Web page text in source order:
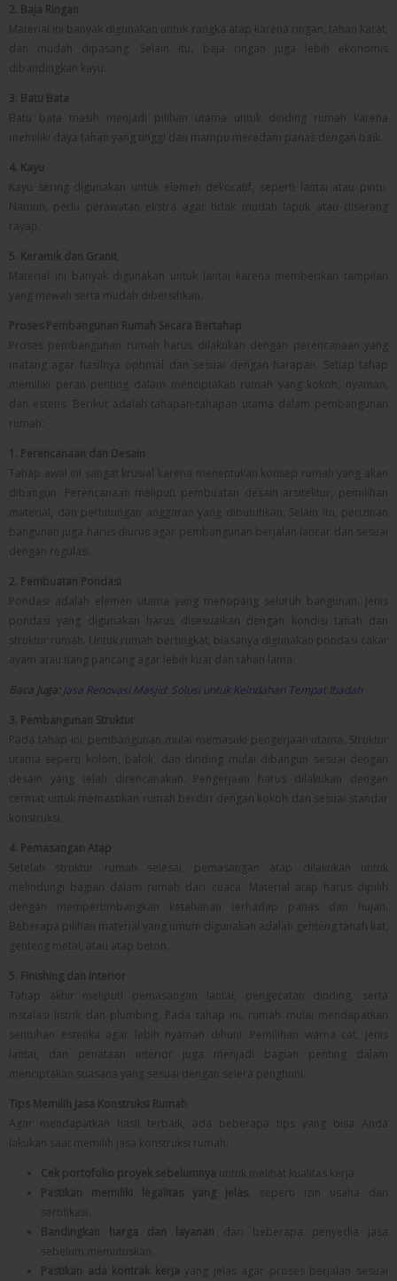
2. Baja Ringan
Material ini banyak digunakan untuk rangka atap karena ringan, tahan karat,
dan mudah dipasang. Selain itu, baja ringan juga lebih ekonomis
dibandingkan kayu.
3. Batu Bata
Batu bata masih menjadi pilihan utama untuk dinding rumah karena
memiliki daya tahan yang tinggi dan mampu meredam panas dengan baik.
4. Kayu
Kayu sering digunakan untuk elemen dekoratif, seperti lantai atau pintu.
Namun, perlu perawatan ekstra agar tidak mudah lapuk atau diserang
rayap.
5. Keramik dan Granit
Material ini banyak digunakan untuk lantai karena memberikan tampilan
yang mewah serta mudah dibersihkan.
Proses Pembangunan Rumah Secara Bertahap
Proses pembangunan rumah harus dilakukan dengan perencanaan yang
matang agar hasilnya optimal dan sesuai dengan harapan. Setiap tahap
memiliki peran penting dalam menciptakan rumah yang kokoh, nyaman,
dan estetis. Berikut adalah tahapan-tahapan utama dalam pembangunan
rumah:
1. Perencanaan dan Desain
Tahap awal ini sangat krusial karena menentukan konsep rumah yang akan
dibangun. Perencanaan meliputi pembuatan desain arsitektur, pemilihan
material, dan perhitungan anggaran yang dibutuhkan. Selain itu, perizinan
bangunan juga harus diurus agar pembangunan berjalan lancar dan sesuai
dengan regulasi.
2. Pembuatan Pondasi
Pondasi adalah elemen utama yang menopang seluruh bangunan. Jenis
pondasi yang digunakan harus disesuaikan dengan kondisi tanah dan
struktur rumah. Untuk rumah bertingkat, biasanya digunakan pondasi cakar
ayam atau tiang pancang agar lebih kuat dan tahan lama.
Baca Juga: Jasa Renovasi Masjid: Solusi untuk Keindahan Tempat Ibadah
3. Pembangunan Struktur
Pada tahap ini, pembangunan mulai memasuki pengerjaan utama. Struktur
utama seperti kolom, balok, dan dinding mulai dibangun sesuai dengan
desain yang telah direncanakan. Pengerjaan harus dilakukan dengan
cermat untuk memastikan rumah berdiri dengan kokoh dan sesuai standar
konstruksi.
4. Pemasangan Atap
Setelah struktur rumah selesai, pemasangan atap dilakukan untuk
melindungi bagian dalam rumah dari cuaca. Material atap harus dipilih
dengan mempertimbangkan ketahanan terhadap panas dan hujan.
Beberapa pilihan material yang umum digunakan adalah genteng tanah liat,
genteng metal, atau atap beton.
5. Finishing dan Interior
Tahap akhir meliputi pemasangan lantai, pengecatan dinding, serta
instalasi listrik dan plumbing. Pada tahap ini, rumah mulai mendapatkan
sentuhan estetika agar lebih nyaman dihuni. Pemilihan warna cat, jenis
lantai, dan penataan interior juga menjadi bagian penting dalam
menciptakan suasana yang sesuai dengan selera penghuni.
Tips Memilih Jasa Konstruksi Rumah
Agar mendapatkan hasil terbaik, ada beberapa tips yang bisa Anda
lakukan saat memilih
jasa konstruksi rumah:
Cek portofolio proyek sebelumnya untuk melihat kualitas kerja.
Pastikan memiliki legalitas yang jelas, seperti izin usaha dan
sertifikasi.
Bandingkan harga dan layanan dari beberapa penyedia jasa
sebelum memutuskan.
Pastikan ada kontrak kerja yang jelas agar proses berjalan sesuai